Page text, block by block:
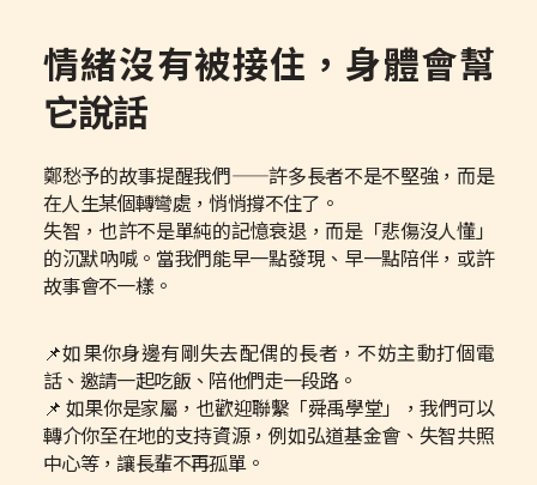
情緒沒有被接住，身體會幫
它說話
鄭愁予的故事提醒我們——許多長者不是不堅強，而是
在人生某個轉彎處，悄悄撐不住了。
失智，也許不是單純的記憶衰退，而是「悲傷沒人懂」
的沉默吶喊。當我們能早一點發現、早一點陪伴，或許
故事會不一樣。
📌如果你身邊有剛失去配偶的長者，不妨主動打個電
話、邀請一起吃飯、陪他們走一段路。
📌 如果你是家屬，也歡迎聯繫「舜禹學堂」，我們可以
轉介你至在地的支持資源，例如弘道基金會、失智共照
中心等，讓長輩不再孤單。